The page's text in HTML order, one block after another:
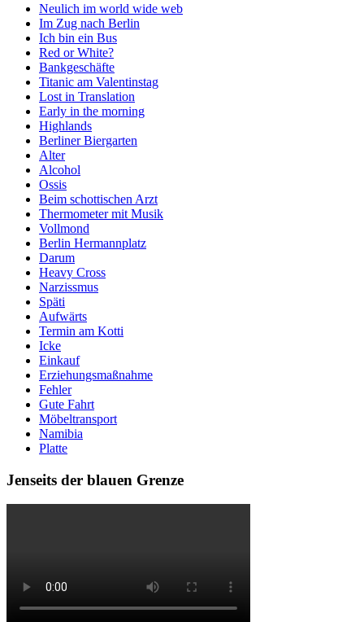
Neulich im world wide web
Im Zug nach Berlin
Ich bin ein Bus
Red or White?
Bankgeschäfte
Titanic am Valentinstag
Lost in Translation
Early in the morning
Highlands
Berliner Biergarten
Alter
Alcohol
Ossis
Beim schottischen Arzt
Thermometer mit Musik
Vollmond
Berlin Hermannplatz
Darum
Heavy Cross
Narzissmus
Späti
Aufwärts
Termin am Kotti
Icke
Einkauf
Erziehungsmaßnahme
Fehler
Gute Fahrt
Möbeltransport
Namibia
Platte
Jenseits der blauen Grenze